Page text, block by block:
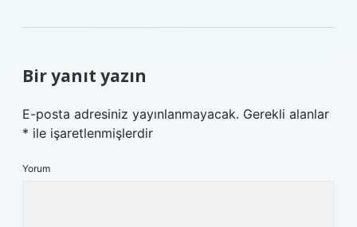
Bir yanıt yazın
E-posta adresiniz yayınlanmayacak. Gerekli alanlar
* ile işaretlenmişlerdir
Yorum